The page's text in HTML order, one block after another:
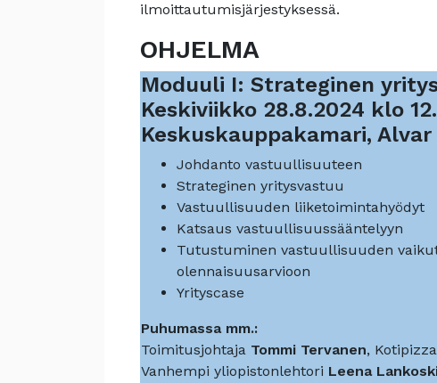
ilmoittautumisjärjestyksessä.
OHJELMA
Moduuli I: Strateginen
Keskiviikko 28.8.2024 klo
Keskuskauppakamari,
Johdanto vastuullisuuteen
Strateginen yritysvastuu
Vastuullisuuden liiketoimintahyödyt
Katsaus vastuullisuussääntelyyn
Tutustuminen vastuullisuuden
olennaisuusarvioon
Yrityscase
Puhumassa mm.:
Toimitusjohtaja Tommi Tervanen, Kotipizza
Vanhempi yliopistonlehtori Leena